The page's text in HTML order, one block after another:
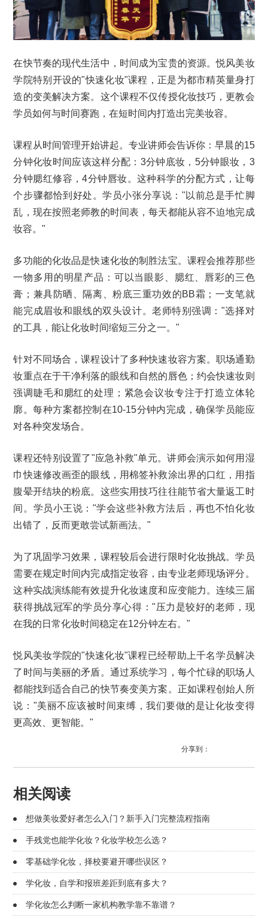
在快节奏的现代生活中，时间成为宝贵的资源。悦风美妆
学院特别开设的"快速化妆"课程，正是为都市精英量身打
造的变美解决方案。这个课程不仅传授化妆技巧，更教会
学员如何与时间赛跑，在短时间内打造出完美妆容。
课程从时间管理开始讲起。专业讲师会告诉你：早晨的15
分钟化妆时间应该这样分配：3分钟底妆，5分钟眼妆，3
分钟腮红修容，4分钟唇妆。这种科学的分配方式，让每
个步骤都恰到好处。学员小张分享说："以前总是手忙脚
乱，现在按照老师教的时间表，每天都能从容不迫地完成
妆容。"
多功能的化妆品是快速化妆的制胜法宝。课程会推荐那些
一物多用的明星产品：可以当眼影、腮红、唇彩的三色
膏；兼具防晒、隔离、粉底三重功效的BB霜；一支笔就
能完成眉妆和眼线的双头设计。老师特别强调："选择对
的工具，能让化妆时间缩短三分之一。"
针对不同场合，课程设计了多种快速妆容方案。职场通勤
妆重点在于干净利落的眼线和自然的唇色；约会快速妆则
强调睫毛和腮红的处理；紧急会议妆专注于打造立体轮
廓。每种方案都控制在10-15分钟内完成，确保学员能应
对各种突发场合。
课程还特别设置了"应急补救"单元。讲师会演示如何用湿
巾快速修改画歪的眼线，用棉签补救涂出界的口红，用指
腹晕开结块的粉底。这些实用技巧往往能节省大量返工时
间。学员小王说："学会这些补救方法后，再也不怕化妆
出错了，反而更敢尝试新画法。"
为了巩固学习效果，课程较后会进行限时化妆挑战。学员
需要在规定时间内完成指定妆容，由专业老师现场评分。
这种实战演练能有效提升化妆速度和应变能力。连续三届
获得挑战冠军的学员分享心得："压力是较好的老师，现
在我的日常化妆时间稳定在12分钟左右。"
悦风美妆学院的"快速化妆"课程已经帮助上千名学员解决
了时间与美丽的矛盾。通过系统学习，每个忙碌的职场人
都能找到适合自己的快节奏变美方案。正如课程创始人所
说："美丽不应该被时间束缚，我们要做的是让化妆变得
更高效、更智能。"
分享到：
相关阅读
想做美妆爱好者怎么入门？新手入门完整流程指南
手残党也能学化妆？化妆学校怎么选？
零基础学化妆，择校要避开哪些误区？
学化妆，自学和报班差距到底有多大？
学化妆怎么判断一家机构教学靠不靠谱？